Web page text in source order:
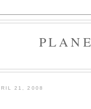
21, 2008